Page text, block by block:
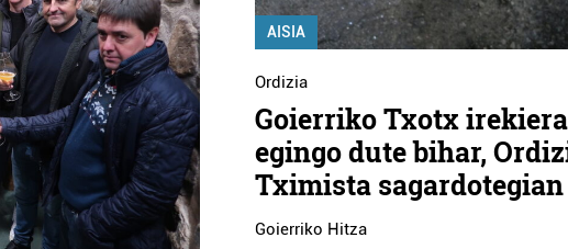
AISIA
Ordizia
Goierriko Txotx irekiera
egingo dute bihar,
Tximista sagardotegian
Goierriko Hitza